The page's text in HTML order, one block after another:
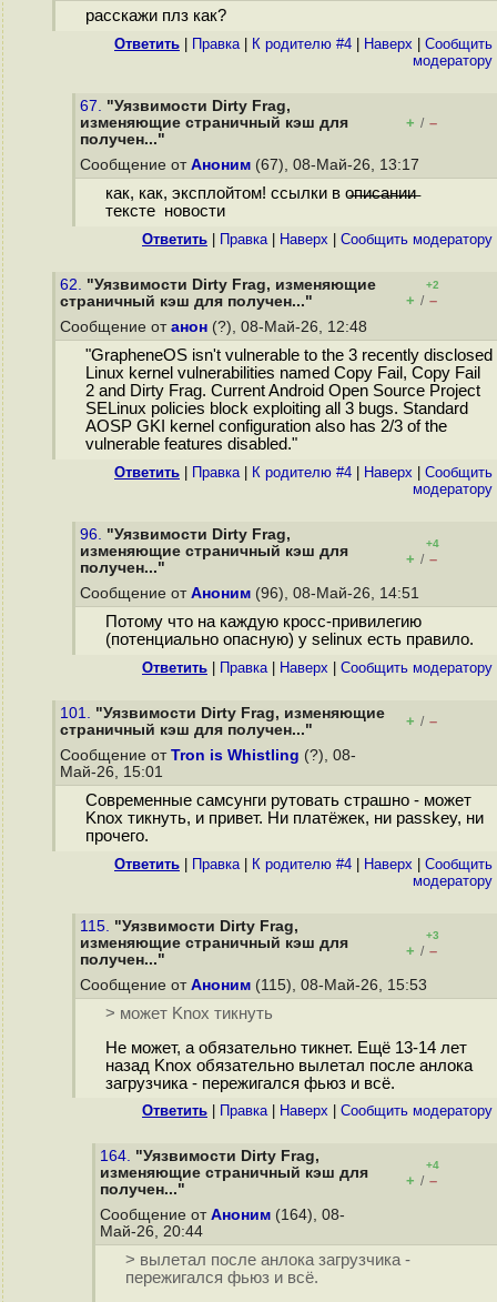
расскажи плз как?
Ответить Правка| К родителю #4 Наверх
Cообщить
модератору
67. "Уязвимости Dirty Frag,
изменяющие страничный кэш для
получен..."
+ / –
Сообщение от Аноним (67), 08-Май-26, 13:17
как, как, эксплойтом! ссылки в о̶п̶и̶с̶а̶н̶и̶и̶
тексте новости
Ответить Правка| Наверх Cообщить модератору
62. "Уязвимости Dirty Frag, изменяющие
страничный кэш для получен..."
+2
+ / –
Сообщение от анон (?), 08-Май-26, 12:48
"GrapheneOS isn't vulnerable to the 3 recently disclosed
Linux kernel vulnerabilities named Copy Fail, Copy Fail
2 and Dirty Frag. Current Android Open Source Project
SELinux policies block exploiting all 3 bugs. Standard
AOSP GKI kernel configuration also has 2/3 of the
vulnerable features disabled."
Ответить Правка| К родителю #4 Наверх
Cообщить
модератору
96. "Уязвимости Dirty Frag,
изменяющие страничный кэш для
получен..."
+4
+ / –
Сообщение от Аноним (96), 08-Май-26, 14:51
Потому что на каждую кросс-привилегию
(потенциально опасную) у selinux есть правило.
Ответить Правка| Наверх Cообщить модератору
101. "Уязвимости Dirty Frag, изменяющие
страничный кэш для получен..."
+ / –
Сообщение от Tron is Whistling (?), 08-
Май-26, 15:01
Современные самсунги рутовать страшно - может
Knox тикнуть, и привет. Ни платёжек, ни passkey, ни
прочего.
Ответить Правка| К родителю #4 Наверх
Cообщить
модератору
115. "Уязвимости Dirty Frag,
изменяющие страничный кэш для
получен..."
+3
+ / –
Сообщение от Аноним (115), 08-Май-26, 15:53
> может Knox тикнуть
Не может, а обязательно тикнет. Ещё 13-14 лет
назад Knox обязательно вылетал после анлока
загрузчика - пережигался фьюз и всё.
Ответить Правка| Наверх Cообщить модератору
164. "Уязвимости Dirty Frag,
изменяющие страничный кэш для
получен..."
+4
+ / –
Сообщение от Аноним (164), 08-
Май-26, 20:44
> вылетал после анлока загрузчика -
пережигался фьюз и всё.